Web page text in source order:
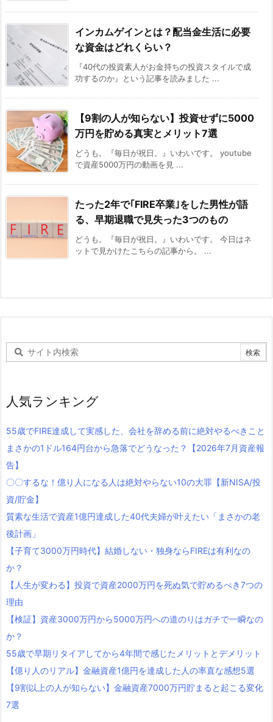
インカムゲインとは？配当金生活に必要
な資金はどれくらい？
『40代の投資素人がお金持ちの投資スタイルで成
功するのか』という記事を読みました ...
【9割の人が知らない】投資せずに5000
万円を貯める真実とメリット7選
どうも。『毎日が祝日。』いわいです。 youtube
で資産5000万円の動画を見 ...
たった2年で｢FIRE卒業｣をした男性が語
る、早期退職で見失った3つのもの
どうも。『毎日が祝日。』いわいです。 今日はネ
ットで見かけたこちらの記事から。 ...
人気ランキング
55歳でFIRE達成して実感した、会社を辞める前に絶対やるべきこと
まさかの1ドル164円台から急落でどうなった？【2026年7月資産報
告】
〇〇するな！億り人になる人は絶対やらない10の大罪【新NISA/投
資/貯金】
質素な生活で資産1億円達成した40代夫婦が叶えたい「まさかの老
後計画」
【子育て3000万円時代】結婚しない・独身ならFIREは有利なの
か？
【人生が変わる】投資で資産2000万円を死ぬ気で貯めるべき7つの
理由
【検証】資産3000万円から5000万円への道のりはガチで一瞬なの
か？
55歳で早期リタイアしてから4年間で感じたメリットとデメリット
【億り人のリアル】金融資産1億円を達成した人の率直な感想5選
【9割以上の人が知らない】金融資産7000万円貯まると起こる変化
7選